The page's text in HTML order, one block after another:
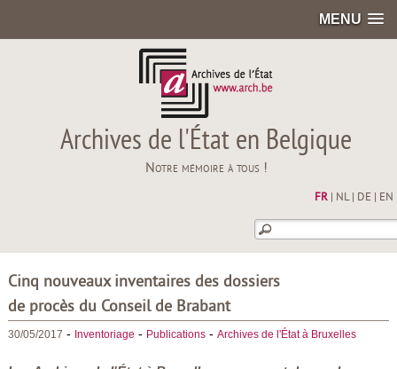
MENU
Archives de l'État en Belgique
Notre mémoire à tous !
FR| NL| DE EN
Cinq nouveaux inventaires des dossiers
de procès du Conseil de Brabant
30/05/2017 - Inventoriage - Publications- Archives de l'État à Bruxelles